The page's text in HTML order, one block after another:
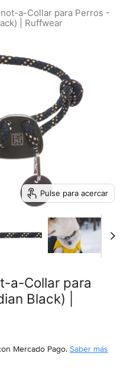
a-Collar para Perros -
| Ruffwear
Pulse para acercar
a-Collar para
Black) |
Mercado Pago. Saber más